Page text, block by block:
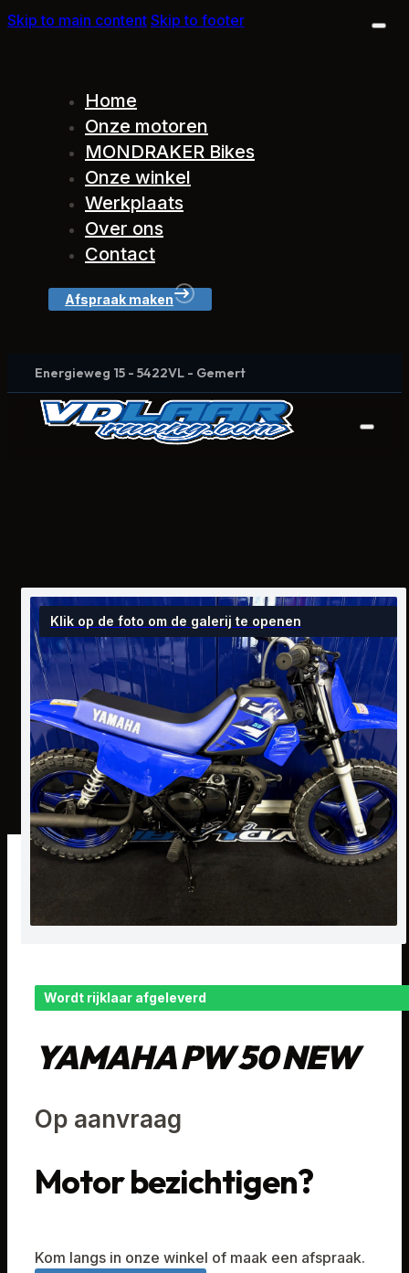
Skip to main content Skip to footer
Home
Onze motoren
MONDRAKER Bikes
Onze winkel
Werkplaats
Over ons
Contact
Afspraak maken
Energieweg 15 - 5422VL - Gemert
Klik op de foto om de galerij te openen
Wordt rijklaar afgeleverd
YAMAHA PW 50 NEW
Op aanvraag
Motor bezichtigen?
Kom langs in onze winkel of maak een afspraak.